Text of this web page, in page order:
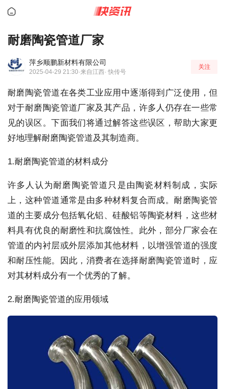
耐磨陶瓷管道厂家
萍乡顺鹏新材料有限公司
2025-04-29 21:30·来自江西· 快传号
关注
耐磨陶瓷管道在各类工业应用中逐渐得到广泛使用，但
对于耐磨陶瓷管道厂家及其产品，许多人仍存在一些常
见的误区。下面我们将通过解答这些误区，帮助大家更
好地理解耐磨陶瓷管道及其制造商。
1.耐磨陶瓷管道的材料成分
许多人认为耐磨陶瓷管道只是由陶瓷材料制成，实际
上，这种管道通常是由多种材料复合而成。耐磨陶瓷管
道的主要成分包括氧化铝、硅酸铝等陶瓷材料，这些材
料具有优良的耐磨性和抗腐蚀性。此外，部分厂家会在
管道的内衬层或外层添加其他材料，以增强管道的强度
和耐压性能。因此，消费者在选择耐磨陶瓷管道时，应
对其材料成分有一个优秀的了解。
2.耐磨陶瓷管道的应用领域